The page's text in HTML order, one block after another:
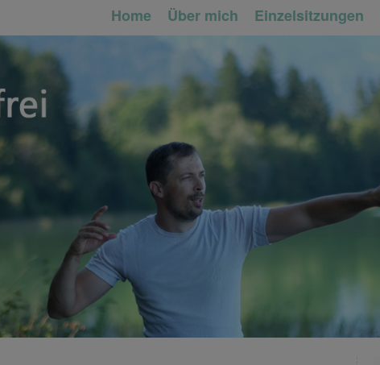
Home Über mich Einzelsitzungen